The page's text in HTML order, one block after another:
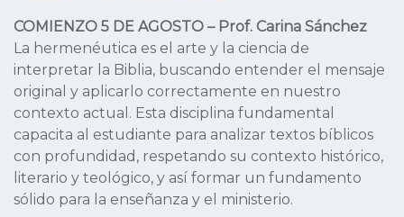
COMIENZO 5 DE AGOSTO – Prof. Carina Sánchez
La hermenéutica es el arte y la ciencia de
interpretar la Biblia, buscando entender el mensaje
original y aplicarlo correctamente en nuestro
contexto actual. Esta disciplina fundamental
capacita al estudiante para analizar textos bíblicos
con profundidad, respetando su contexto histórico,
literario y teológico, y así formar un fundamento
sólido para la enseñanza y el ministerio.